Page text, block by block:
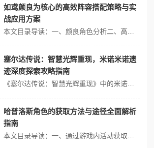
如鸢颜良为核心的高效阵容搭配策略与实
战应用方案
塞尔达传说：智慧光辉重现，米诺米诺遗
迹深度探索攻略指南
哈普洛斯角色的获取方法与途径全面解析
指南